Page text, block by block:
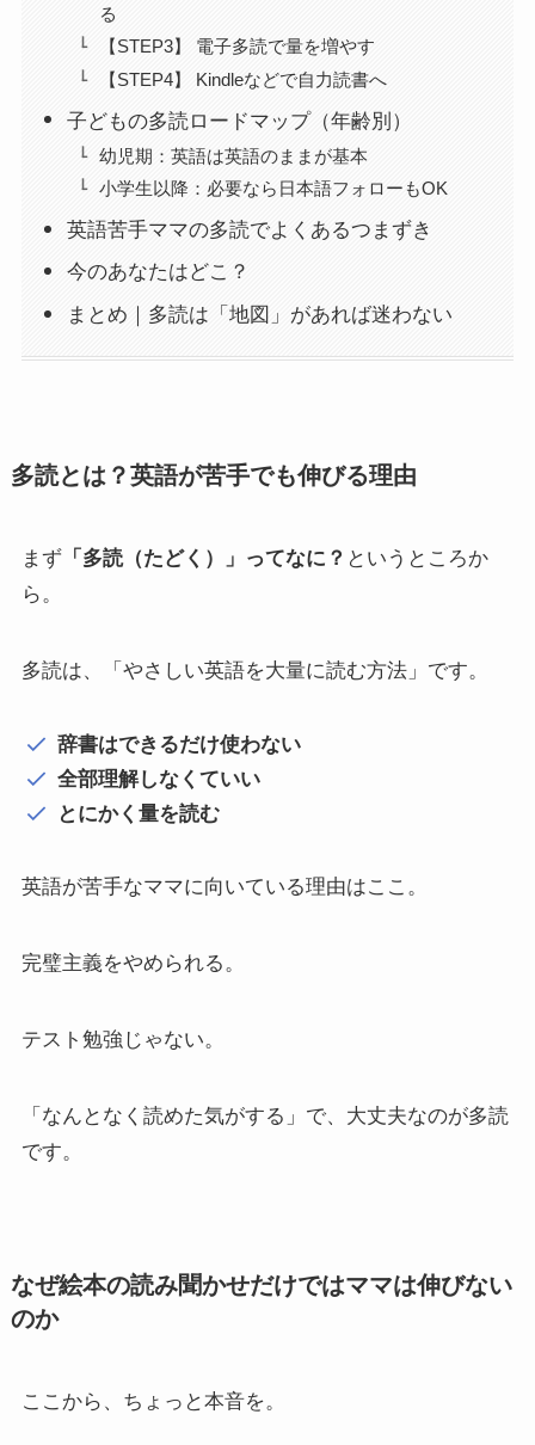
る
【STEP3】 電子多読で量を増やす
【STEP4】 Kindleなどで自力読書へ
子どもの多読ロードマップ（年齢別）
幼児期：英語は英語のままが基本
小学生以降：必要なら日本語フォローもOK
英語苦手ママの多読でよくあるつまずき
今のあなたはどこ？
まとめ｜多読は「地図」があれば迷わない
多読とは？英語が苦手でも伸びる理由
まず「多読（たどく）」ってなに？ というところか
ら。
多読は、「やさしい英語を大量に読む方法」です。
辞書はできるだけ使わない
全部理解しなくていい
とにかく量を読む
英語が苦手なママに向いている理由はここ。
完璧主義をやめられる。
テスト勉強じゃない。
「なんとなく読めた気がする」で、大丈夫なのが多読
です。
なぜ絵本の読み聞かせだけではママは伸びない
のか
ここから、ちょっと本音を。